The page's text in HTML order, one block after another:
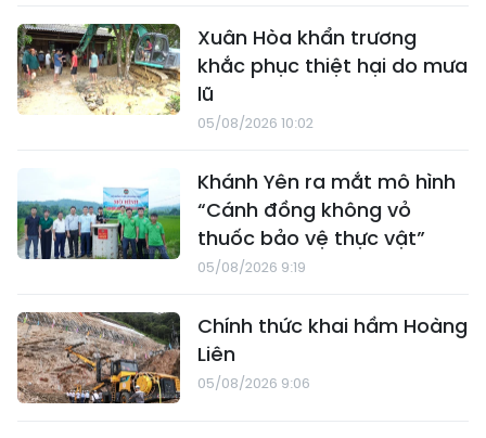
Xuân Hòa khẩn trương
khắc phục thiệt hại do mưa
lũ
05/08/2026 10:02
Khánh Yên ra mắt mô hình
“Cánh đồng không vỏ
thuốc bảo vệ thực vật”
05/08/2026 9:19
Chính thức khai hầm Hoàng
Liên
05/08/2026 9:06